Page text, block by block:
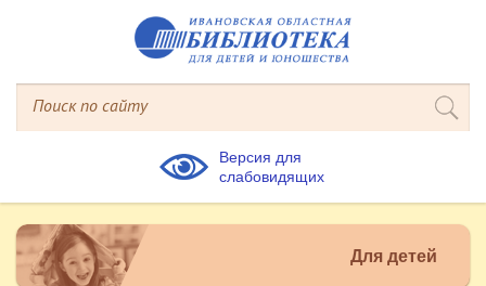
Версия для
слабовидящих
Для детей